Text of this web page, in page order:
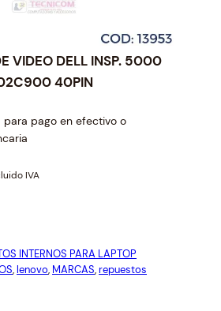
VIDEO DELL INSP. 5000
40PIN
para pago en efectivo o
IVA
INTERNOS PARA LAPTOP
, lenovo, MARCAS, repuestos